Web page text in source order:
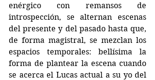
enérgico con remansos de
introspección, se alternan escenas
del presente y del pasado hasta que,
de forma magistral, se mezclan los
espacios temporales: bellísima la
forma de plantear la escena cuando
se acerca el Lucas actual a su yo del